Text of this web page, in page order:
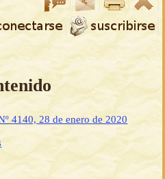
4140, 28 de enero de 2020